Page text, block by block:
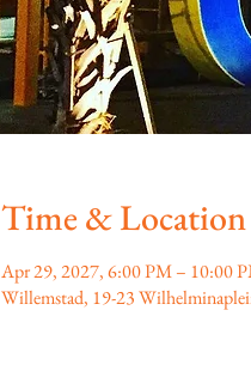
Time & Location
Apr 29, 2027, 6:00 PM – 10:00
Willemstad, 19-23